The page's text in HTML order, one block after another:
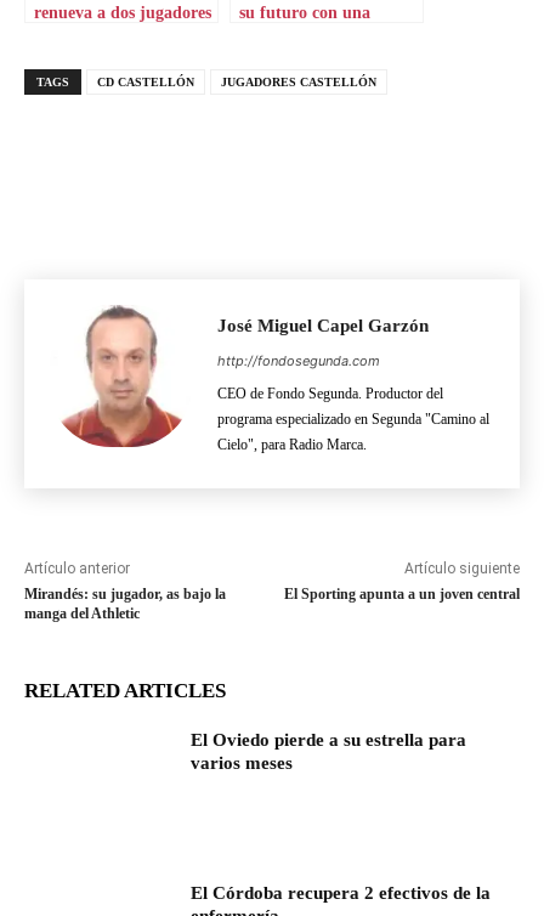
renueva a dos jugadores
su futuro con una
TAGS CD CASTELLÓN JUGADORES CASTELLÓN
José Miguel Capel Garzón
http://fondosegunda.com
CEO de Fondo Segunda. Productor del
programa especializado en Segunda "Camino al
Cielo", para Radio Marca.
Artículo anterior
Mirandés: su jugador, as bajo la
manga del Athletic
Artículo siguiente
El Sporting apunta a un joven central
RELATED ARTICLES
El Oviedo pierde a su estrella para
varios meses
El Córdoba recupera 2 efectivos de la